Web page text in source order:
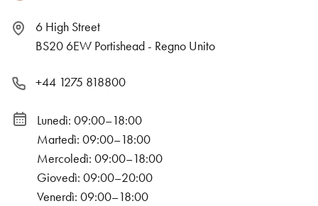
6 High Street
BS20 6EW Portishead - Regno Unito
+44 1275 818800
Lunedì: 09:00–18:00
Martedì: 09:00–18:00
Mercoledì: 09:00–18:00
Giovedì: 09:00–20:00
Venerdì: 09:00–18:00